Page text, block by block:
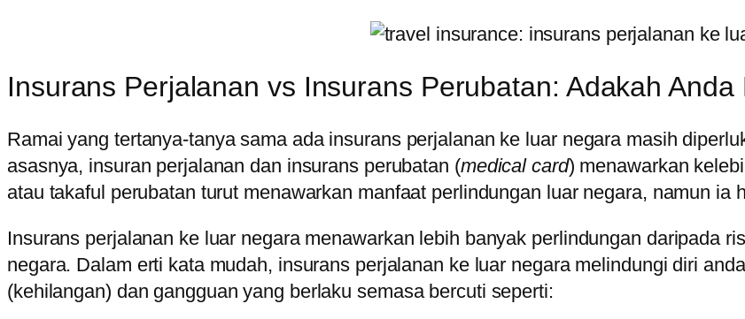
Insurans Perjalanan vs Insurans Perubatan: Adakah
Ramai yang tertanya-tanya sama ada insurans perjalanan ke luar negara masih
asasnya, insuran perjalanan dan insurans perubatan (medical card) menawarkan
atau takaful perubatan turut menawarkan manfaat perlindungan luar negara, namun ia
Insurans perjalanan ke luar negara menawarkan lebih banyak perlindungan daripada
negara. Dalam erti kata mudah, insurans perjalanan ke luar negara melindungi diri
(kehilangan) dan gangguan yang berlaku semasa bercuti seperti: